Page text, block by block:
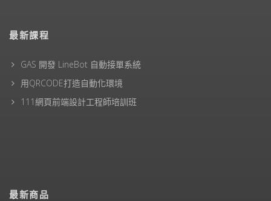
最新課程
GAS 開發 LineBot 自動接單系統
用QRCODE打造自動化環境
111網頁前端設計工程師培訓班
最新商品